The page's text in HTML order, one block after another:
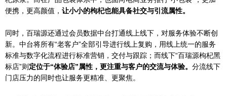
便携，更高颜值， 让小小的枸杞也能具备社交与引流属性。
同时，百瑞源还通过会员数据中台打通线上线下，对服务体验不断创
新。中台将所有“老客户”全部引导进行线上复购，用线上统一的服务
标准与数字化流程进行标准营销，交付与跟踪；而线下“百瑞源枸杞黑
标店”则 定位于“体验店”属性，更注重与客户的交流与体验。 分流线下
门店压力的同时也让服务更精准、更聚焦。